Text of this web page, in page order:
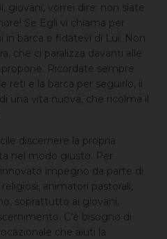
giovani, vorrei dire: non siate
Se Egli vi chiama per
in barca e fidatevi di Lui. Non
che ci paralizza davanti alle
Ricordate sempre
reti e la barca per seguirlo, il
una vita nuova, che ricolma il
discernere la propria
nel modo giusto. Per
impegno da parte di
animatori pastorali,
soprattutto ai giovani,
C’è bisogno di
che aiuti la